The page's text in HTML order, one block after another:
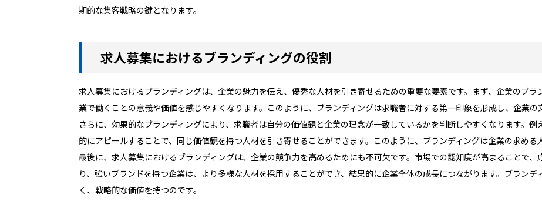
期的な集客戦略の鍵となります。
求人募集におけるブランディングの役割
求人募集におけるブランディングは、企業の魅力を伝え、優秀な人材を引き寄せるための重要な要素です。まず、企業のブ
業で働くことの意義や価値を感じやすくなります。このように、ブランディングは求職者に対する第一印象を形成し、企業の
さらに、効果的なブランディングにより、求職者は自分の価値観と企業の理念が一致しているかを判断しやすくなります。
的にアピールすることで、同じ価値観を持つ人材を引き寄せることができます。このように、ブランディングは企業の求める
最後に、求人募集におけるブランディングは、企業の競争力を高めるためにも不可欠です。市場での認知度が高まることで
り、強いブランドを持つ企業は、より多様な人材を採用することができ、結果的に企業全体の成長につながります。ブラン
く、戦略的な価値を持つのです。